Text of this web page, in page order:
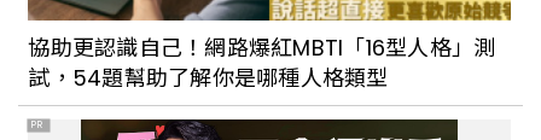
協助更認識自己！網路爆紅MBTI「16型人格」測
試，54題幫助了解你是哪種人格類型
PR